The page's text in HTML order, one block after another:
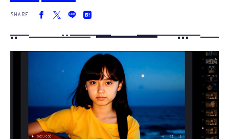
FOLLOW US
SHARE